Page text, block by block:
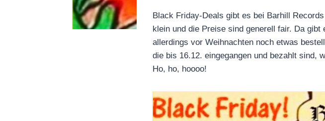
Black Friday-Deals gibt es bei Barhill
klein und die Preise sind generell fair. Da
allerdings vor Weihnachten noch etwas
die bis 16.12. eingegangen und bezahlt sind,
Ho, ho, hoooo!